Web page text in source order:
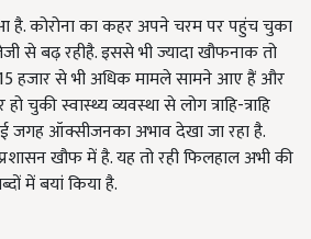
है. कोरोना का कहर अपने चरम पर पहुंच चुका
से बढ़ रहीहै. इससे भी ज्यादा खौफनाक तो
हजार से भी अधिक मामले सामने आए हैं और
स्वास्थ्य व्यवस्था से लोग त्राहि-त्राहि
ऑक्सीजनका अभाव देखा जा रहा है.
खौफ में है. यह तो रही फिलहाल अभी की
में बयां किया है.